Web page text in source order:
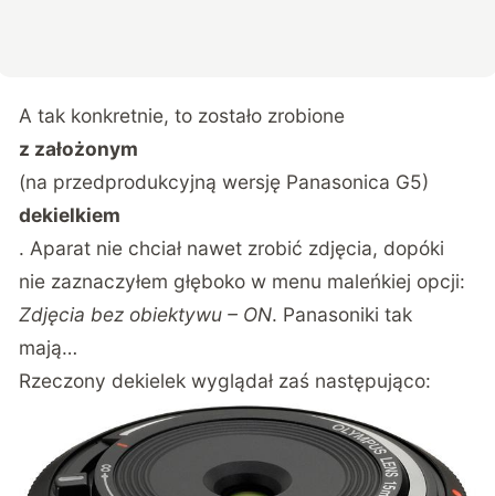
A tak konkretnie, to zostało zrobione
z założonym
(na przedprodukcyjną wersję Panasonica G5)
dekielkiem
. Aparat nie chciał nawet zrobić zdjęcia, dopóki
nie zaznaczyłem głęboko w menu maleńkiej opcji:
Zdjęcia bez obiektywu – ON. Panasoniki tak
mają…
Rzeczony dekielek wyglądał zaś następująco: